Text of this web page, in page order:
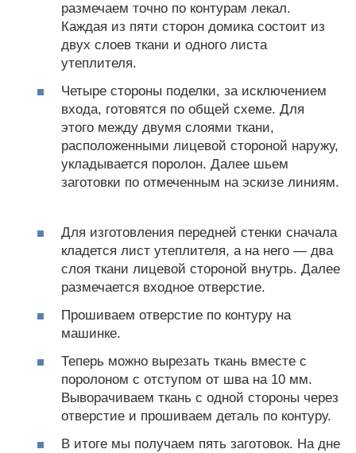
размечаем точно по контурам лекал.
Каждая из пяти сторон домика состоит из
двух слоев ткани и одного листа
утеплителя.
Четыре стороны поделки, за исключением
входа, готовятся по общей схеме. Для
этого между двумя слоями ткани,
расположенными лицевой стороной наружу,
укладывается поролон. Далее шьем
заготовки по отмеченным на эскизе линиям.
Для изготовления передней стенки сначала
кладется лист утеплителя, а на него — два
слоя ткани лицевой стороной внутрь. Далее
размечается входное отверстие.
Прошиваем отверстие по контуру на
машинке.
Теперь можно вырезать ткань вместе с
поролоном с отступом от шва на 10 мм.
Выворачиваем ткань с одной стороны через
отверстие и прошиваем деталь по контуру.
В итоге мы получаем пять заготовок. На дне